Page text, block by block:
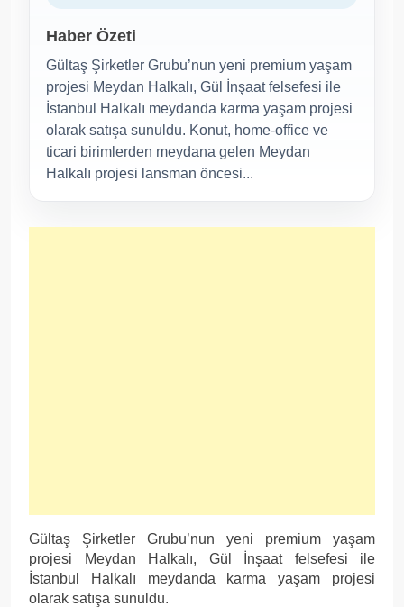
Haber Özeti
Gültaş Şirketler Grubu’nun yeni premium yaşam
projesi Meydan Halkalı, Gül İnşaat felsefesi ile
İstanbul Halkalı meydanda karma yaşam projesi
olarak satışa sunuldu. Konut, home-office ve
ticari birimlerden meydana gelen Meydan
Halkalı projesi lansman öncesi...
Gültaş Şirketler Grubu’nun yeni premium yaşam
projesi Meydan Halkalı, Gül İnşaat felsefesi ile
İstanbul Halkalı meydanda karma yaşam projesi
olarak satışa sunuldu.